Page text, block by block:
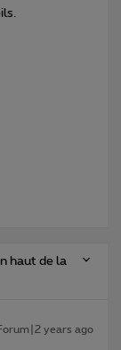
haut de la
years ago